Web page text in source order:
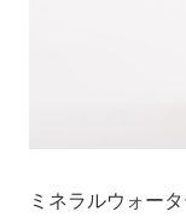
ミネラルウォー